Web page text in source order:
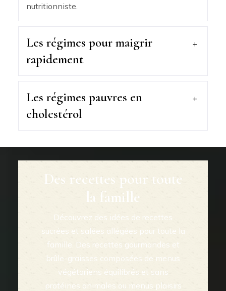
nutritionniste.
Les régimes pour maigrir
rapidement
Les régimes pauvres en
cholestérol
Des recettes pour toute
la famille
Découvrez des idées de recettes
sucrées et salées allégées pour toute la
famille. Des recettes gourmandes et
brûle-graisses composées de menus
végétariens équilibrés et sans
protéines animales ou menus plaisirs